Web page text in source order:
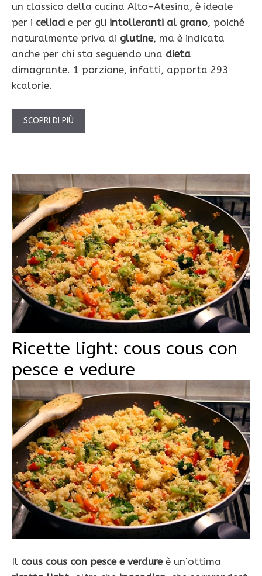
un classico della cucina Alto-Atesina, è ideale
per i celiaci e per gli intolleranti al grano, poiché
naturalmente priva di glutine, ma è indicata
anche per chi sta seguendo una dieta
dimagrante. 1 porzione, infatti, apporta 293
kcalorie.
SCOPRI DI PIÙ
Ricette light: cous cous con
pesce e vedure
Il cous cous con pesce e verdureè un’ottima